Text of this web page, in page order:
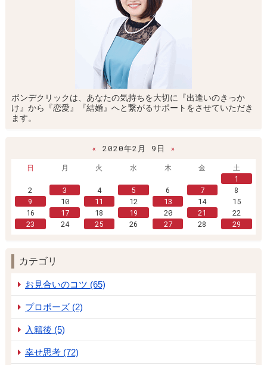
ボンデクリックは、あなたの気持ちを大切に『出逢いのきっか
け』から『恋愛』『結婚』へと繋がるサポートをさせていただき
ます。
« 2020年2月 9日
»
日
月 火 水 木 金
土
1
2
3 4 5 6 7
8
9
10 11 12 13 14
15
16
17 18 19 20 21
22
23
24 25 26 27 28 29
カテゴリ
お見合いのコツ (65)
プロポーズ (2)
入籍後 (5)
幸せ思考 (72)